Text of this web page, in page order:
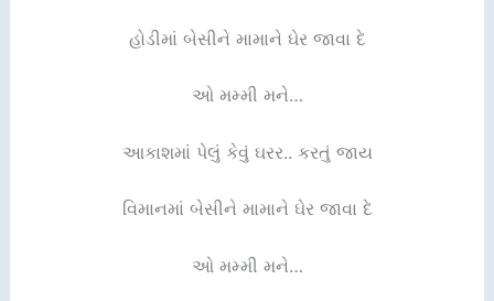
હોડીમાં બેસીને મામાને ઘેર જાવા દે
ઓ મમ્મી મને…
આકાશમાં પેલું કેવું ઘરર.. કરતું જાય
વિમાનમાં બેસીને મામાને ઘેર જાવા દે
ઓ મમ્મી મને…